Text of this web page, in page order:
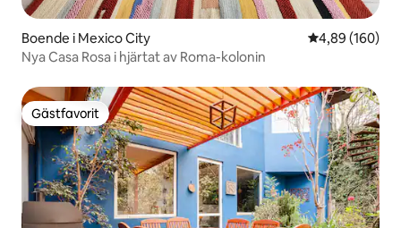
Boende i Mexico City 4,89 av 5 i
4,89 (160)
Nya Casa Rosa i hjärtat av Roma-kolonin
Gästfavorit
Gästfavorit